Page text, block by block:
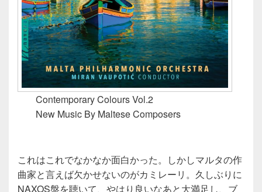
Contemporary Colours Vol.2
New Music By Maltese Composers
これはこれでなかなか面白かった。しかしマルタの作
曲家と言えば欠かせないのがカミレーリ。久しぶりに
NAXOS盤を聴いて、やはり良いなあと大満足し、ブ